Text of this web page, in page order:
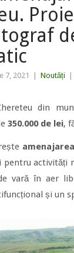
7, 2021 Noutăți
din
350.000 de lei,
pentru activități
vară în aer
și un